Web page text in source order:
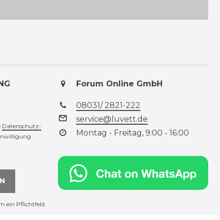
Daten­schutz­
ein Pflichtfeld.
Forum Online GmbH
08031/ 2821-222
service@luvett.de
Montag - Freitag, 9:00 - 16:00